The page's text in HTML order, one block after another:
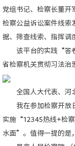
党组书记、检察长董开
检察公益诉讼案件线索
据、筛查线索、指挥调
该平台的实践“答卷
省检察机关贯彻习法治
全国人大代表、河北
我在参加检察开放日
实施“12345热线+检
水面”。值得一提的是